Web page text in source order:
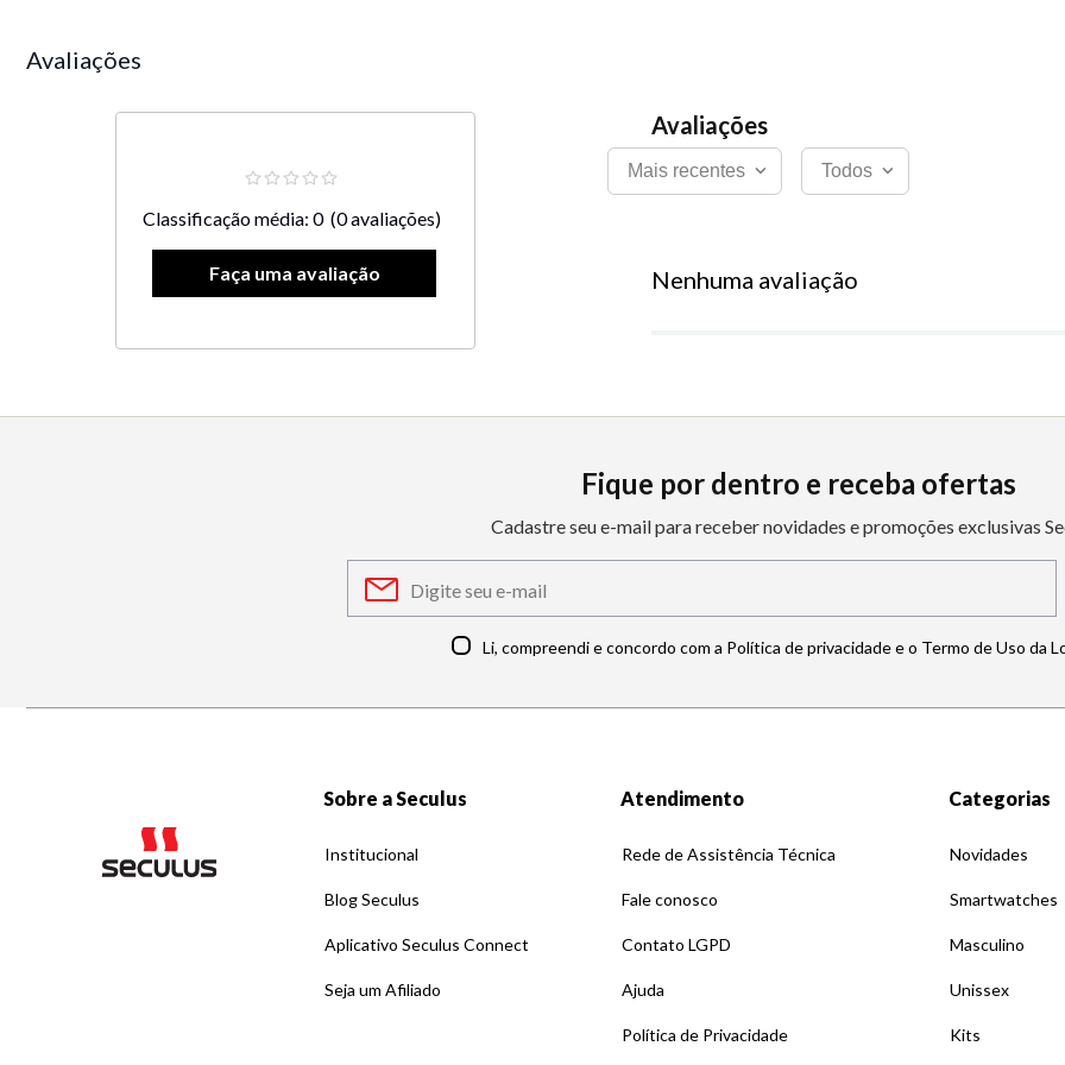
Avaliações
Classificação média: 0 (0 avaliações)
Mais recentes Todos
Nenhuma avaliação
Fique por dentro e receba ofertas
Cadastre seu e-mail para receber novidades e promoções exclusivas
Li, compreendi e concordo com a Política de privacidade e o Termo de Uso da
Sobre a Seculus
Institucional
Blog Seculus
Aplicativo Seculus Connect
Seja um Afiliado
Atendimento
Rede de Assistência Técnica
Fale conosco
Contato LGPD
Ajuda
Política de Privacidade
Categorias
Novidades
Smartwatches
Masculino
Unissex
Kits